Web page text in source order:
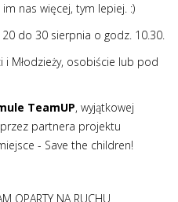
nas więcej, tym lepiej. :)
do 30 sierpnia o godz. 10.30.
i Młodzieży, osobiście lub pod
TeamUP, wyjątkowej
partnera projektu
- Save the children!
OPARTY NA RUCHU